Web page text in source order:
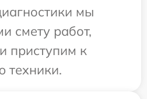
мы
смету работ,
приступим к
техники.